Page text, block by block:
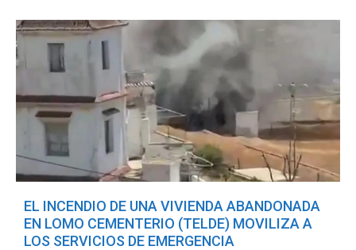
EL INCENDIO DE UNA VIVIENDA ABANDONADA
EN LOMO CEMENTERIO (TELDE) MOVILIZA A
LOS SERVICIOS DE EMERGENCIA